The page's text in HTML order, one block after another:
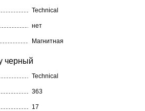
Technical
нет
Магнитная
черный
Technical
363
17